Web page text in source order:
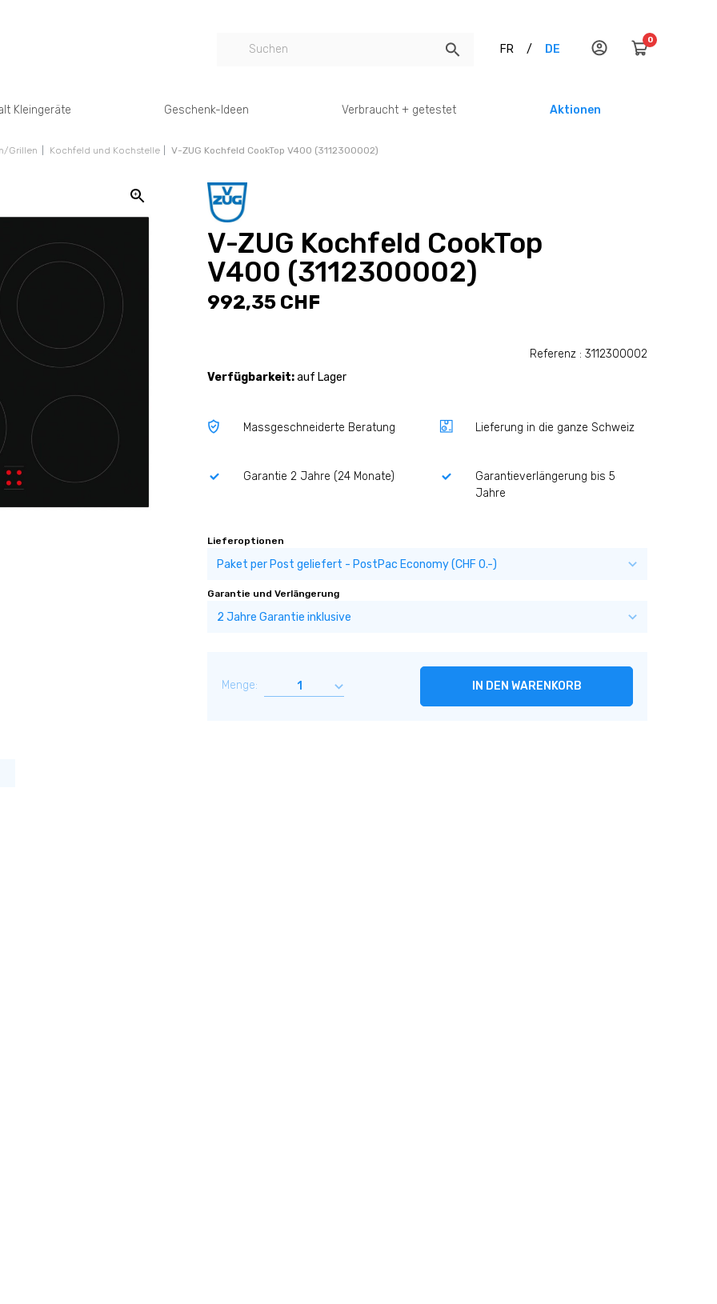
FR / DE
0
Kleingeräte Geschenk-Ideen Verbraucht + getestet Aktionen
Grillen Kochfeld und Kochstelle V-ZUG Kochfeld CookTop V400 (3112300002)
V-ZUG Kochfeld CookTop
V400 (3112300002)
992,35 CHF
Referenz : 3112300002
Verfügbarkeit:auf Lager
Massgeschneiderte Beratung Lieferung in die ganze Schweiz
Garantie 2 Jahre (24 Monate)
Garantieverlängerung bis 5
Jahre
Lieferoptionen
Garantie und Verlängerung
Menge: IN DEN WARENKORB